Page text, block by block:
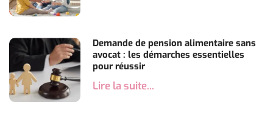
Demande de pension alimentaire sans
avocat : les démarches essentielles
pour réussir
Lire la suite...